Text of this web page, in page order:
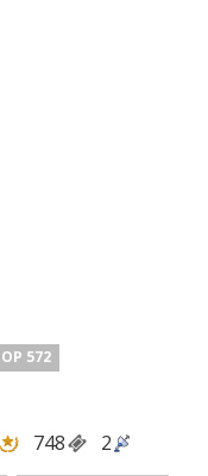
572
748 2